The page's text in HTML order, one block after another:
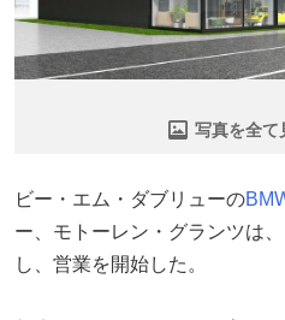
写真を全て
ビー・エム・ダブリューの
ー、モトーレン・グランツは
し、営業を開始した。